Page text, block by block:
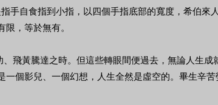
指手自食指到小指，以四個手指底部的寬度，希伯來
限，等於無有。
、飛黃騰達之時。但這些轉眼間便過去，無論人生
一個影兒、一個幻想，人生全然是虛空的。畢生辛